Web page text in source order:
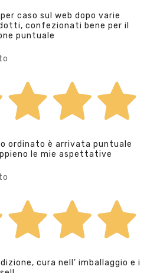
caso sul web dopo varie
confezionati bene per il
puntuale
ordinato è arrivata puntuale
le mie aspettative
cura nell’ imballaggio e i